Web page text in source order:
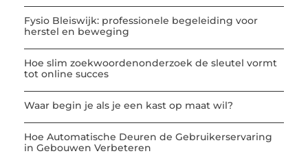
Fysio Bleiswijk: professionele begeleiding voor
herstel en beweging
Hoe slim zoekwoordenonderzoek de sleutel vormt
tot online succes
Waar begin je als je een kast op maat wil?
Hoe Automatische Deuren de Gebruikerservaring
in Gebouwen Verbeteren